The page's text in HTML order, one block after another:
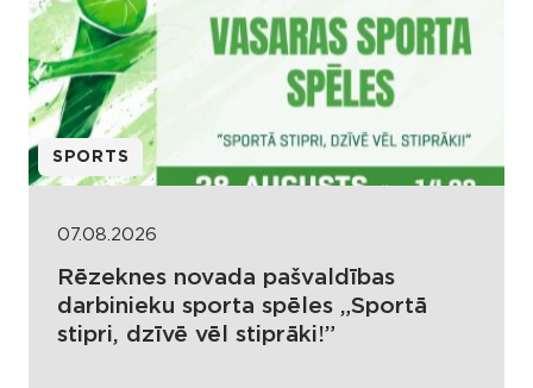
SPORTS
07.08.2026
Rēzeknes novada pašvaldības
darbinieku sporta spēles „Sportā
stipri, dzīvē vēl stiprāki!”